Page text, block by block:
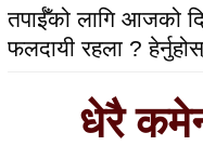
तपाईँको लागि आजको
फलदायी रहला ?
धेरै